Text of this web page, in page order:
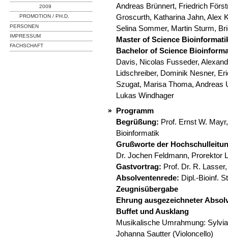
2009
PROMOTION / PH.D.
PERSONEN
IMPRESSUM
FACHSCHAFT
Andreas Brünnert, Friedrich
Groscurth, Katharina Jahn, Alex
Selina Sommer, Martin Sturm,
Master of Science
Bachelor of Science
Davis, Nicolas Fusseder,
Lidschreiber, Dominik Nesner,
Szugat, Marisa Thoma, Andreas
Lukas Windhager
Programm
Begrüßung: Prof. Ernst W.
Bioinformatik
Grußworte der
Dr. Jochen Feldmann, Prorektor
Gastvortrag: Prof. Dr. R.
Absolventenrede: Dipl.-Bioinf.
Zeugnisübergabe
Ehrung ausgezeichneter
Buffet und Ausklang
Musikalische Umrahmung:
Johanna Sautter (Violoncello)